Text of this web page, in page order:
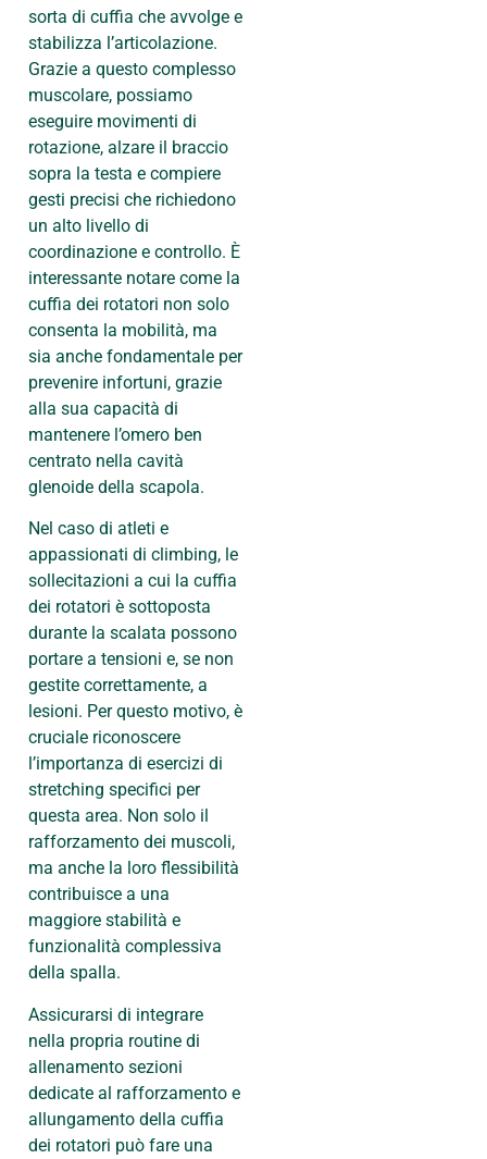
sorta di cuffia che avvolge e
stabilizza l’articolazione.
Grazie a questo complesso
muscolare, possiamo
eseguire movimenti di
rotazione, alzare il braccio
sopra la testa e compiere
gesti precisi che richiedono
un alto livello di
coordinazione e controllo. È
interessante notare come la
cuffia dei rotatori non solo
consenta la mobilità, ma
sia anche fondamentale per
prevenire infortuni, grazie
alla sua capacità di
mantenere l’omero ben
centrato nella cavità
glenoide della scapola.
Nel caso di atleti e
appassionati di climbing, le
sollecitazioni a cui la cuffia
dei rotatori è sottoposta
durante la scalata possono
portare a tensioni e, se non
gestite correttamente, a
lesioni. Per questo motivo, è
cruciale riconoscere
l’importanza di esercizi di
stretching specifici per
questa area. Non solo il
rafforzamento dei muscoli,
ma anche la loro flessibilità
contribuisce a una
maggiore stabilità e
funzionalità complessiva
della spalla.
Assicurarsi di integrare
nella propria routine di
allenamento sezioni
dedicate al rafforzamento e
allungamento della cuffia
dei rotatori può fare una